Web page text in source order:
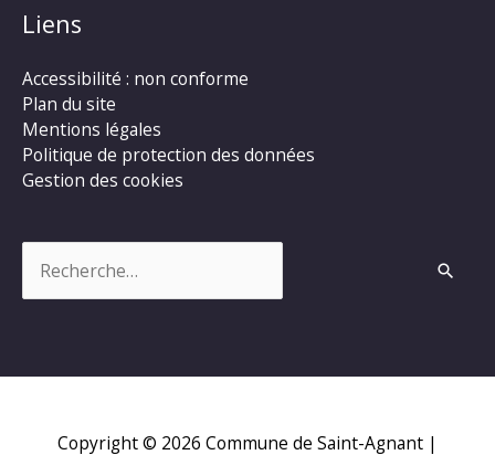
Liens
Accessibilité : non conforme
Plan du site
Mentions légales
Politique de protection des données
Gestion des cookies
Copyright © 2026 Commune de Saint-Agnant |